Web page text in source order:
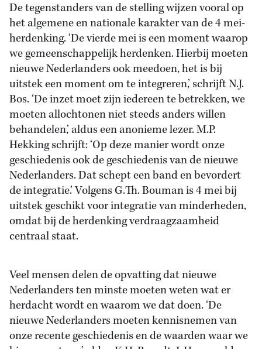
De tegenstanders van de stelling wijzen vooral op
het algemene en nationale karakter van de 4 mei-
herdenking. ‘De vierde mei is een moment waarop
we gemeenschappelijk herdenken. Hierbij moeten
nieuwe Nederlanders ook meedoen, het is bij
uitstek een moment om te integreren,’ schrijft N.J.
Bos. ‘De inzet moet zijn iedereen te betrekken, we
moeten allochtonen niet steeds anders willen
behandelen,’ aldus een anonieme lezer. M.P.
Hekking schrijft: ‘Op deze manier wordt onze
geschiedenis ook de geschiedenis van de nieuwe
Nederlanders. Dat schept een band en bevordert
de integratie.’ Volgens G.Th. Bouman is 4 mei bij
uitstek geschikt voor integratie van minderheden,
omdat bij de herdenking verdraagzaamheid
centraal staat.
Veel mensen delen de opvatting dat nieuwe
Nederlanders ten minste moeten weten wat er
herdacht wordt en waarom we dat doen. ‘De
nieuwe Nederlanders moeten kennisnemen van
onze recente geschiedenis en de waarden waar we